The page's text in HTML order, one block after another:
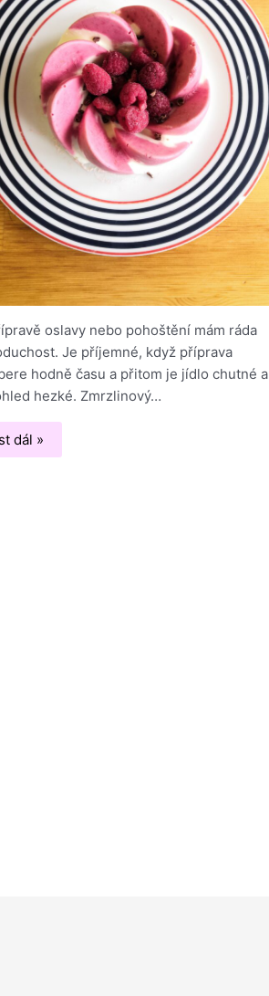
oslavy nebo pohoštění mám ráda
Je příjemné, když příprava
hodně času a přitom je jídlo chutné a
hezké. Zmrzlinový…
dál »